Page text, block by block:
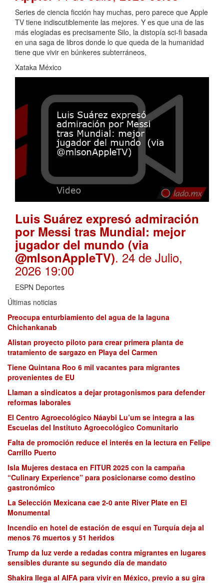
Series de ciencia ficción hay muchas, pero parece que Apple
TV tiene indiscutiblemente las mejores. Y es que una de las
más elogiadas es precisamente Silo, la distopía sci-fi basada
en una saga de libros donde lo que queda de la humanidad
tiene que vivir en búnkeres subterráneos,
Xataka México
Luis Suárez expresó admiración
por Messi tras Mundial: mejor
jugador del mundo (via
@mlsonAppleTV). 24 de Julio,
2026 19:00
ESPN Deportes
Últimas noticias
Preocupa enturbiamiento del agua de la laguna
Chichankanab
Alistan proyecto piloto para crear primera planta de
tratamiento de sargazo en Playa del Carmen
Tiene Quintana Roo 6 mil vacantes para migrantes
provenientes de EU
Llaman a sindicatos a dejar protagonismos para defender
reformas laborales
El Centro Agroecológico Náaybi Lu’um se integra a las
Escuelas del Instituto Agroecológico Comunitario
Falta de promoción reduce el interés en la lectura en Felipe
Carrillo Puerto
Isla Mujeres destaca en FITUR 2025 con la campaña
“Culinary Experience” para posicionarse como destino
gastronómico
La Selección Mexicana cae 2-0 ante River Plate en El
Monumental
Incendio en hotel de estación de esquí en Turquía deja al
menos 76 muertos y 51 heridos
Trump da luz verde a redadas contra migrantes en lugares
sensibles durante su segundo día de mandato
Shakira llega al AIFA para vivir en México, previo a su gira